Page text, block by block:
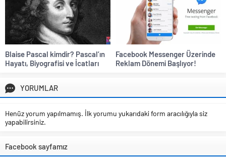
Blaise Pascal kimdir? Pascal’ın
Hayatı, Biyografisi ve İcatları
Facebook Messenger Üzerinde
Reklam Dönemi Başlıyor!
YORUMLAR
Henüz yorum yapılmamış. İlk yorumu yukarıdaki form aracılığıyla siz
yapabilirsiniz.
Facebook sayfamız